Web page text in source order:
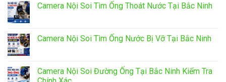
Camera Nội Soi Tìm Ống Thoát Nước Tại Bắc Ninh
Camera Nội Soi Tìm Ống Nước Bị Vỡ Tại Bắc Ninh
Camera Nội Soi Đường Ống Tại Bắc Ninh Kiểm Tra